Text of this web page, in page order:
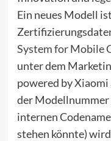
Ein neues Modell
System for Mobile
unter dem
powered by
der Modellnummer
internen
stehen könnte)